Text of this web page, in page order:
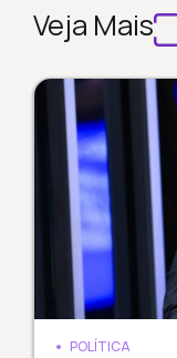
Veja Mais
POLÍTICA